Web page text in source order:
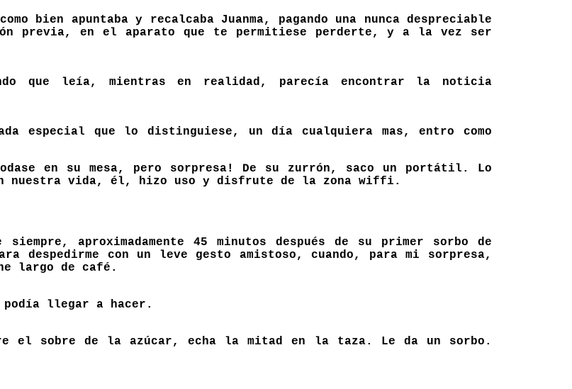
bien apuntaba y recalcaba Juanma, pagando una nunca despreciable
previa, en el aparato que te permitiese perderte, y a la vez ser
que leía, mientras en realidad, parecía encontrar la noticia
especial que lo distinguiese, un día cualquiera mas, entro como
en su mesa, pero sorpresa! De su zurrón, saco un portátil. Lo
nuestra vida, él, hizo uso y disfrute de la zona wiffi.
aproximadamente 45 minutos después de su primer sorbo de
con un leve gesto amistoso, cuando, para mi sorpresa,
largo de café.
podía llegar a hacer.
el sobre de la azúcar, echa la mitad en la taza. Le da un sorbo.